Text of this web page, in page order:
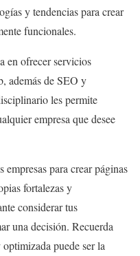
y tendencias para crear
funcionales.
en ofrecer servicios
además de SEO y
les permite
empresa que desee
empresas para crear páginas
fortalezas y
considerar tus
una decisión. Recuerda
puede ser la